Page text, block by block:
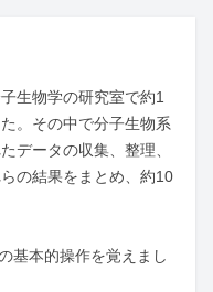
生物学の研究室で約1
。その中で分子生物系
データの収集、整理、
の結果をまとめ、約10
基本的操作を覚えまし